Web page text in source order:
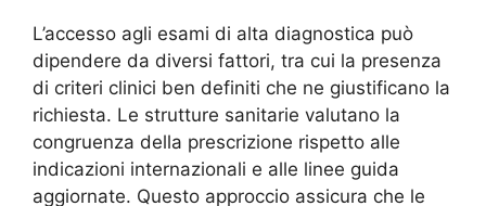
L’accesso agli esami di alta diagnostica può
dipendere da diversi fattori, tra cui la presenza
di criteri clinici ben definiti che ne giustificano la
richiesta. Le strutture sanitarie valutano la
congruenza della prescrizione rispetto alle
indicazioni internazionali e alle linee guida
aggiornate. Questo approccio assicura che le